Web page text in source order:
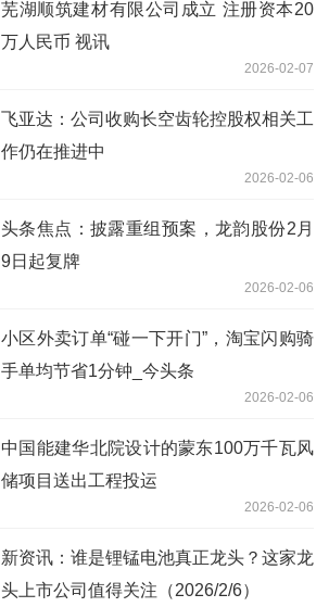
芜湖顺筑建材有限公司成立 注册资本20
万人民币 视讯
2026-02-07
飞亚达：公司收购长空齿轮控股权相关工
作仍在推进中
2026-02-06
头条焦点：披露重组预案，龙韵股份2月
9日起复牌
2026-02-06
小区外卖订单“碰一下开门”，淘宝闪购骑
手单均节省1分钟_今头条
2026-02-06
中国能建华北院设计的蒙东100万千瓦风
储项目送出工程投运
2026-02-06
新资讯：谁是锂锰电池真正龙头？这家龙
头上市公司值得关注（2026/2/6）